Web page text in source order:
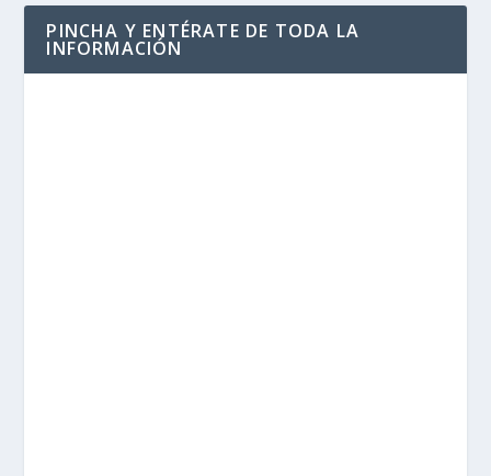
PINCHA Y ENTÉRATE DE TODA LA
INFORMACIÓN